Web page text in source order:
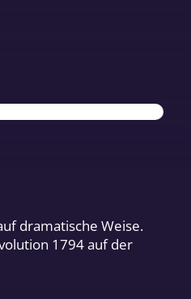
dramatische Weise.
1794 auf der